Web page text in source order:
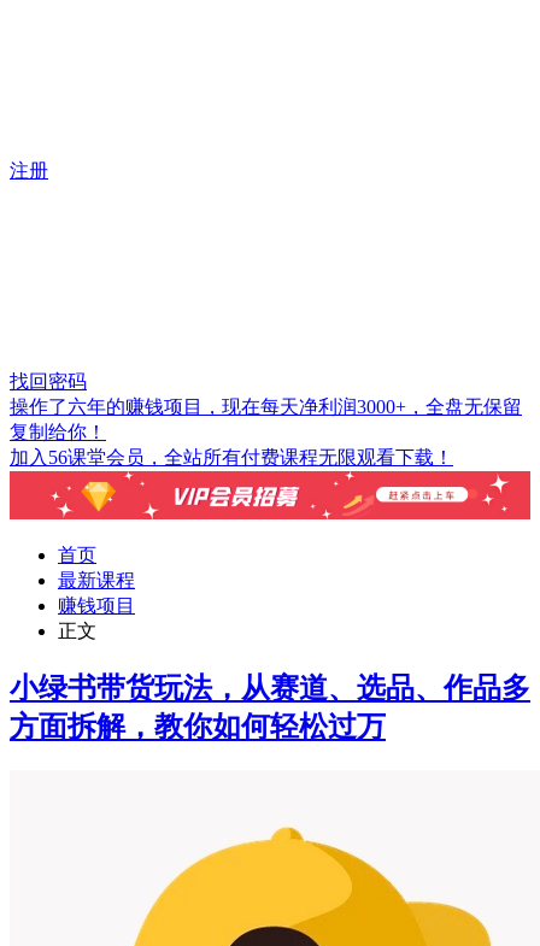
注册
找回密码
操作了六年的赚钱项目，现在每天净利润3000+，全盘无保留
复制给你！
加入56课堂会员，全站所有付费课程无限观看下载！
首页
最新课程
赚钱项目
正文
小绿书带货玩法，从赛道、选品、作品多
方面拆解，教你如何轻松过万